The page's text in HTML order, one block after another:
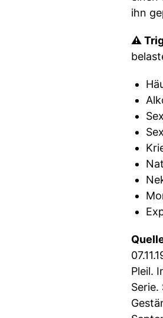
ihn
⚠️
Pleil.